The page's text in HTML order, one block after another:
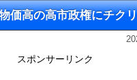
価高の高市政権にチクリ
スポンサーリンク